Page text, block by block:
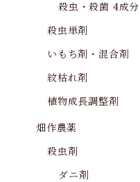
殺虫・殺菌 4成分
殺虫単剤
いもち剤・混合剤
紋枯れ剤
植物成長調整剤
畑作農薬
殺虫剤
ダニ剤